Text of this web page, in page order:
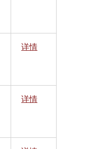
详情
详情